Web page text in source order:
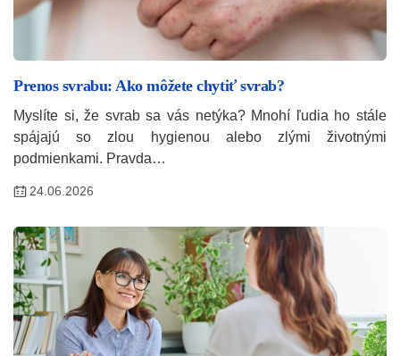
Prenos svrabu: Ako môžete chytiť svrab?
Myslíte si, že svrab sa vás netýka? Mnohí ľudia ho stále
spájajú so zlou hygienou alebo zlými životnými
podmienkami. Pravda…
24.06.2026